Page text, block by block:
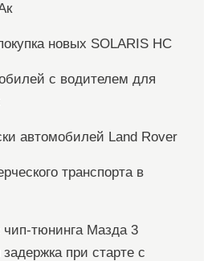
новых SOLARIS HC
с водителем для
автомобилей Land Rover
транспорта в
тюнинга Мазда 3
при старте с